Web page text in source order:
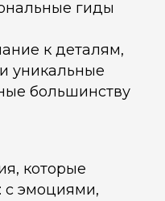
гиды
к деталям,
уникальные
большинству
которые
с эмоциями,